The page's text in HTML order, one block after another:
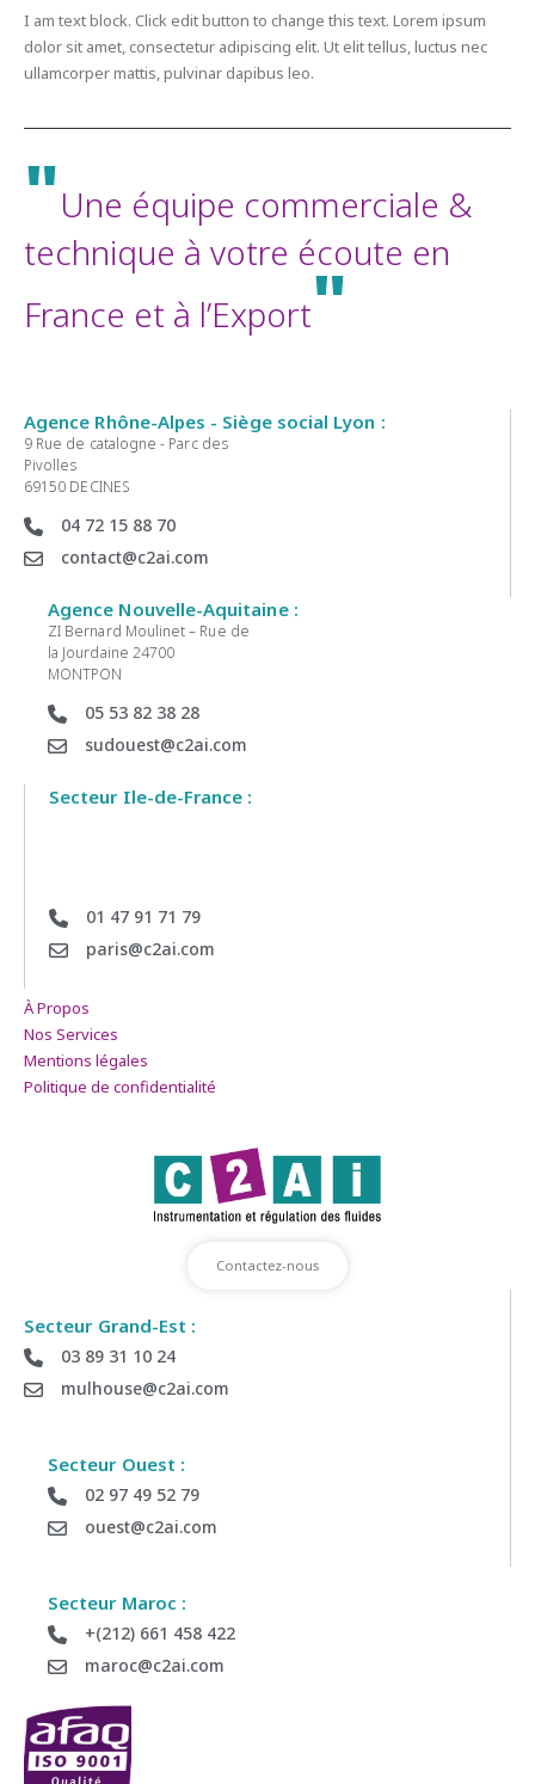
I am text block. Click edit button to change this text. Lorem ipsum
dolor sit amet, consectetur adipiscing elit. Ut elit tellus, luctus nec
ullamcorper mattis, pulvinar dapibus leo.
"Une équipe commerciale &
technique à votre écoute en
France et à l’Export"
Agence Rhône-Alpes - Siège social Lyon :
9 Rue de catalogne - Parc des
Pivolles
69150 DECINES
04 72 15 88 70
contact@c2ai.com
Agence Nouvelle-Aquitaine :
ZI Bernard Moulinet – Rue de
la Jourdaine 24700
MONTPON
05 53 82 38 28
sudouest@c2ai.com
Secteur Ile-de-France :
01 47 91 71 79
paris@c2ai.com
À Propos
Nos Services
Mentions légales
Politique de confidentialité
Contactez-nous
Secteur Grand-Est :
03 89 31 10 24
mulhouse@c2ai.com
Secteur Ouest :
02 97 49 52 79
ouest@c2ai.com
Secteur Maroc :
+(212) 661 458 422
maroc@c2ai.com